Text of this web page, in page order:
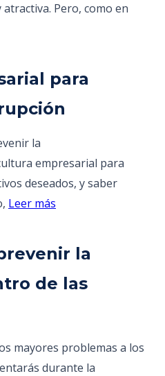
Pero, como en
para
la
empresarial para
deseados, y saber
Leer más
la
de las
mayores problemas a los
durante la